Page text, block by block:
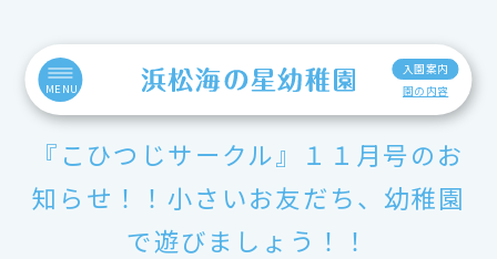
MENU
入園案内
園の内容
『こひつじサークル』１１月号のお
知らせ！！小さいお友だち、幼稚園
で遊びましょう！！